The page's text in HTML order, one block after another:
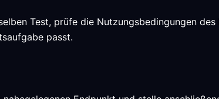
Test, prüfe die Nutzungsbedingungen
passt.